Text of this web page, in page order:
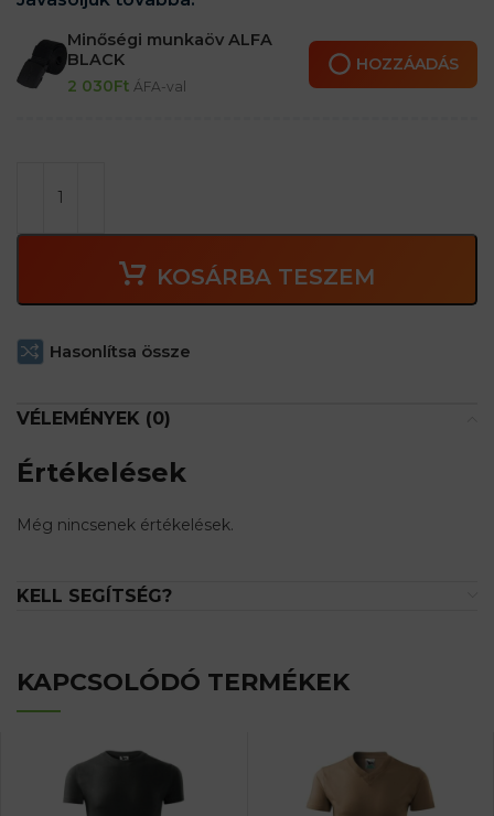
Minőségi munkaöv ALFA
BLACK
2 030Ft ÁFA-val
HOZZÁADÁS
KOSÁRBA TESZEM
Hasonlítsa össze
VÉLEMÉNYEK (0)
Értékelések
Még nincsenek értékelések.
KELL SEGÍTSÉG?
KAPCSOLÓDÓ TERMÉKEK